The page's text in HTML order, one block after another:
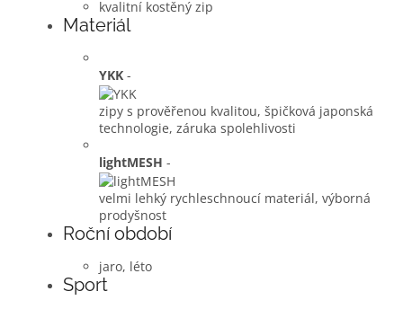
kvalitní kostěný zip
Materiál
YKK -
zipy s prověřenou kvalitou, špičková japonská
technologie, záruka spolehlivosti
lightMESH -
velmi lehký rychleschnoucí materiál, výborná
prodyšnost
Roční období
jaro, léto
Sport